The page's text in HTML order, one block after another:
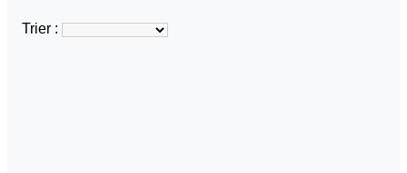
Trier :